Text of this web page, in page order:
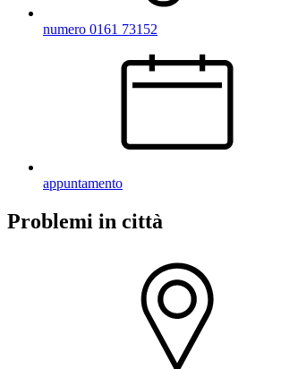
numero 0161 73152
appuntamento
Problemi in città